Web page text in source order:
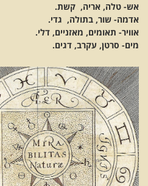
אש- טלה, אריה, קשת.
אדמה- שור, בתולה, גדי.
אוויר- תאומים, מאזניים, דלי.
מים- סרטן, עקרב, דגים.